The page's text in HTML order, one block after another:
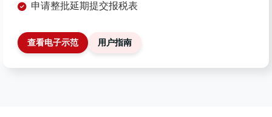
申请整批延期提交报税表
查看电子示范 用户指南